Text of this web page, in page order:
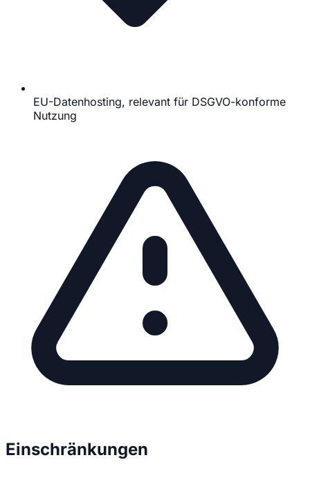
EU-Datenhosting, relevant für DSGVO-konforme
Nutzung
Einschränkungen